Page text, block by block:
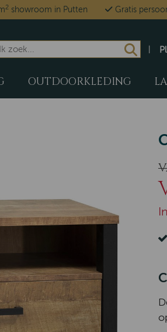
2 showroom in Putten Gratis
OUTDOORKLEDING